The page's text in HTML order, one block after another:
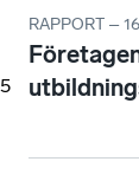
5
RAPPORT –